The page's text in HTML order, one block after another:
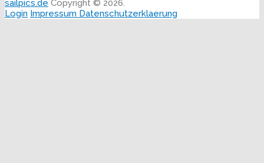
sailpics.de Copyright © 2026.
Login Impressum Datenschutzerklaerung